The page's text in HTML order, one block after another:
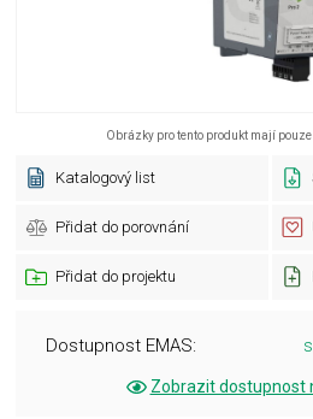
Obrázky pro tento produkt mají
Katalogový list
Přidat do porovnání
Přidat do projektu
Dostupnost EMAS:
Zobrazit dostupnost